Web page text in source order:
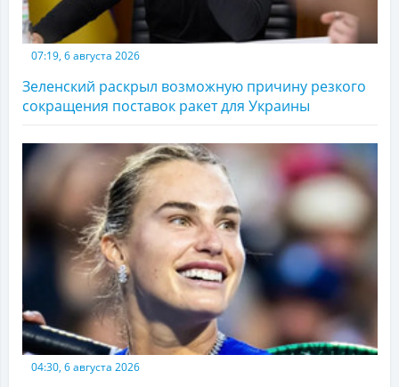
07:19, 6 августа 2026
Зеленский раскрыл возможную причину резкого
сокращения поставок ракет для Украины
04:30, 6 августа 2026